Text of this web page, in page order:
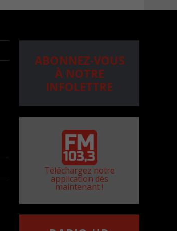
ABONNEZ-VOUS
À NOTRE
INFOLETTRE
Téléchargez notre
application dès
maintenant !